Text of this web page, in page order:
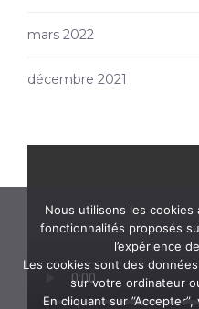
mars 2022
décembre 2021
Nous utilisons les
fonctionnalités proposés
l’expérience
Les cookies sont des
sur votre ordinateur
En cliquant sur